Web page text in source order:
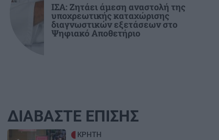
ΙΣΑ: Ζητάει άμεση αναστολή της
υποχρεωτικής καταχώρισης
διαγνωστικών εξετάσεων στο
Ψηφιακό Αποθετήριο
ΔΙΑΒΑΣΤΕ ΕΠΙΣΗΣ
Image ΚΡΗΤΗ